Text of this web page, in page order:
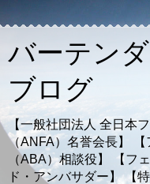
バーテン
ブログ
【一般社団法人 全日本
（ANFA）名誉会長】
（ABA）相談役】 【フ
ド・アンバサダー】 【